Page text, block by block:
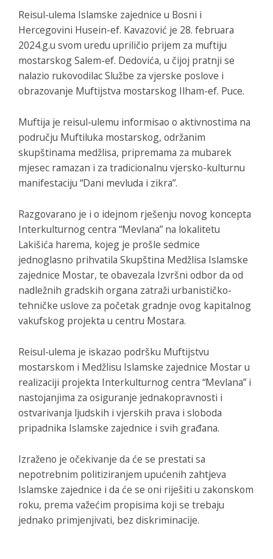
Reisul-ulema Islamske zajednice u Bosni i
Hercegovini Husein-ef. Kavazović je 28. februara
2024.g.u svom uredu upriličio prijem za muftiju
mostarskog Salem-ef. Dedovića, u čijoj pratnji se
nalazio rukovodilac Službe za vjerske poslove i
obrazovanje Muftijstva mostarskog Ilham-ef. Puce.
Muftija je reisul-ulemu informisao o aktivnostima na
području Muftiluka mostarskog, održanim
skupštinama medžlisa, pripremama za mubarek
mjesec ramazan i za tradicionalnu vjersko-kulturnu
manifestaciju “Dani mevluda i zikra”.
Razgovarano je i o idejnom rješenju novog koncepta
Interkulturnog centra “Mevlana” na lokalitetu
Lakišića harema, kojeg je prošle sedmice
jednoglasno prihvatila Skupština Medžlisa Islamske
zajednice Mostar, te obavezala Izvršni odbor da od
nadležnih gradskih organa zatraži urbanističko-
tehničke uslove za početak gradnje ovog kapitalnog
vakufskog projekta u centru Mostara.
Reisul-ulema je iskazao podršku Muftijstvu
mostarskom i Medžlisu Islamske zajednice Mostar u
realizaciji projekta Interkulturnog centra “Mevlana” i
nastojanjima za osiguranje jednakopravnosti i
ostvarivanja ljudskih i vjerskih prava i sloboda
pripadnika Islamske zajednice i svih građana.
Izraženo je očekivanje da će se prestati sa
nepotrebnim politiziranjem upućenih zahtjeva
Islamske zajednice i da će se oni riješiti u zakonskom
roku, prema važećim propisima koji se trebaju
jednako primjenjivati, bez diskriminacije.